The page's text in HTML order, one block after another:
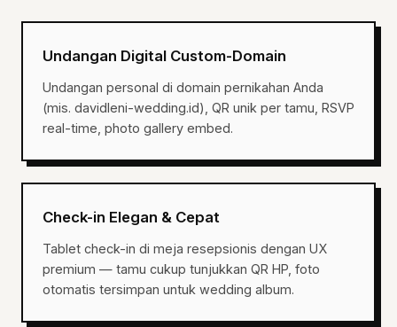
Undangan Digital Custom-Domain
Undangan personal di domain pernikahan Anda
(mis. davidleni-wedding.id), QR unik per tamu, RSVP
real-time, photo gallery embed.
Check-in Elegan & Cepat
Tablet check-in di meja resepsionis dengan UX
premium — tamu cukup tunjukkan QR HP, foto
otomatis tersimpan untuk wedding album.